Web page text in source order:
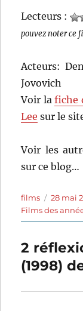
Lecteurs :
pouvez noter ce
Acteurs:
Jovovich
Voir lafiche
Lee sur le
Voir les
sur ce blog…
Auteur
films
Publié
le
28 mai
Films des
2
(1998)